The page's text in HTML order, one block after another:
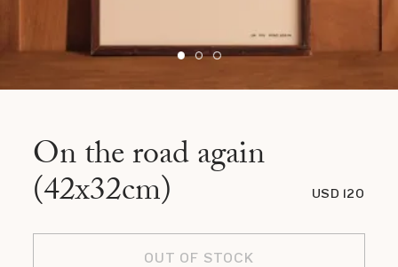
On the road again
(42x32cm) USD 120
OUT OF STOCK